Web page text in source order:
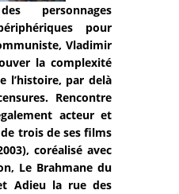
personnages
pour
Vladimir
la complexité
l’histoire, par delà
Rencontre
acteur et
trois de ses films
coréalisé avec
Le Brahmane du
Adieu la rue des